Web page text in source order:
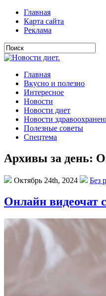
Главная
Карта сайта
Реклама
Главная
Вкусно и полезно
Интересное
Новости
Новости диет
Новости
Полезные советы
Спецтема
Архивы за день:
Октябрь 24th, 2024 Без
Онлайн видеочат